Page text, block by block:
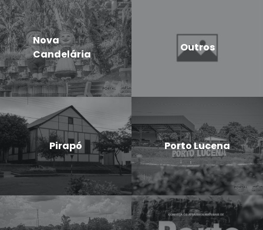
Nova
Candelária
Outros
Pirapó Porto Lucena